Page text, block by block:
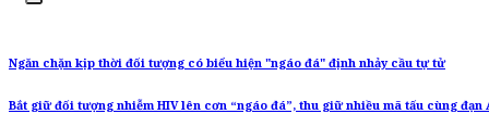
Ngăn chặn kịp thời đối tượng có biểu hiện "ngáo đá" định nhảy cầu tự tử
Bắt giữ đối tượng nhiễm HIV lên cơn “ngáo đá”, thu giữ nhiều mã tấu cùng đạn